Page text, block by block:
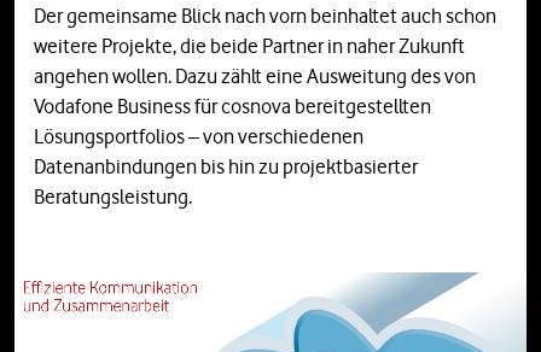
Der gemeinsame Blick nach vorn beinhaltet auch schon
weitere Projekte, die beide Partner in naher Zukunft
angehen wollen. Dazu zählt eine Ausweitung des von
Vodafone Business für cosnova bereitgestellten
Lösungsportfolios – von verschiedenen
Datenanbindungen bis hin zu projektbasierter
Beratungsleistung.